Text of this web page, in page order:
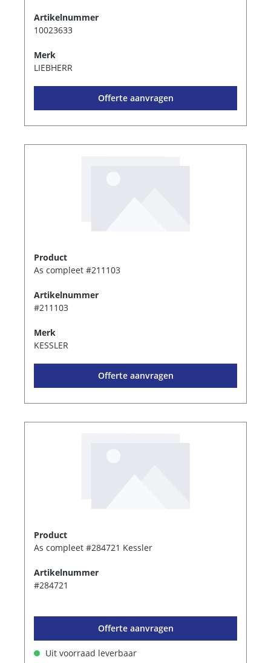
Artikelnummer
10023633
Merk
LIEBHERR
Offerte aanvragen
Product
As compleet #211103
Artikelnummer
#211103
Merk
KESSLER
Offerte aanvragen
Product
As compleet #284721 Kessler
Artikelnummer
#284721
Offerte aanvragen
Uit voorraad leverbaar